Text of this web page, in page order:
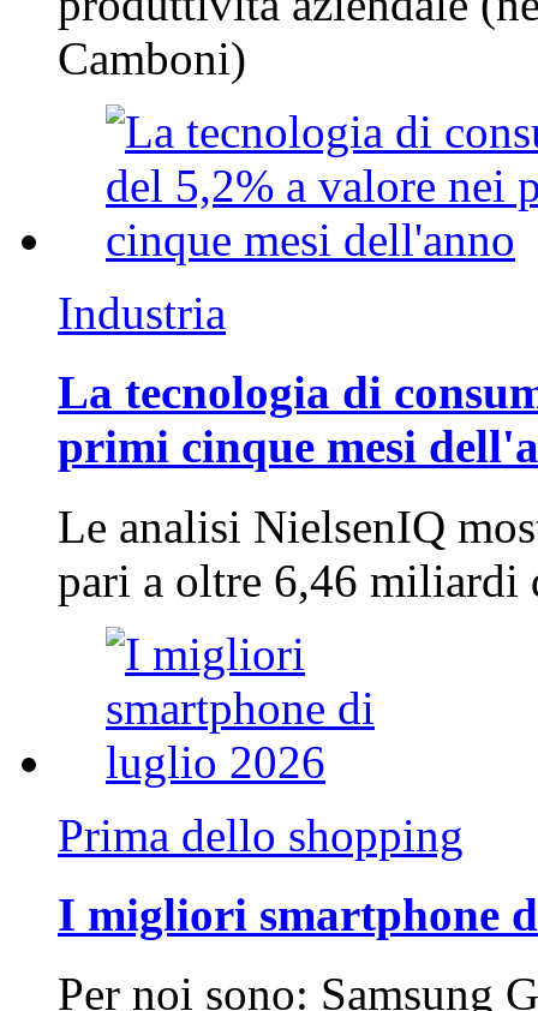
Camboni)
Industria
La tecnologia di
primi cinque mesi
Le analisi NielsenIQ
pari a oltre 6,46
Prima dello shopping
I migliori smartphone
Per noi sono: Samsung